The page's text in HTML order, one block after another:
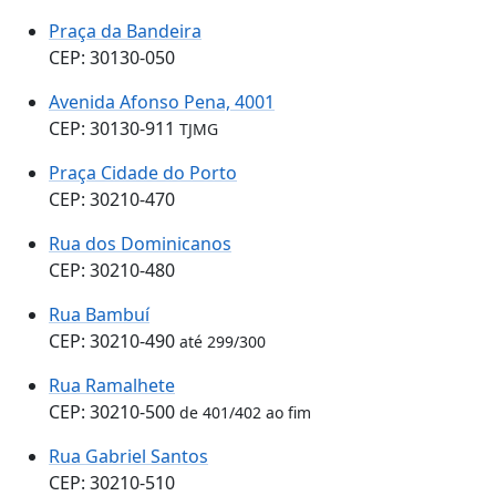
Praça da Bandeira
CEP: 30130-050
Avenida Afonso Pena, 4001
CEP: 30130-911 TJMG
Praça Cidade do Porto
CEP: 30210-470
Rua dos Dominicanos
CEP: 30210-480
Rua Bambuí
CEP: 30210-490 até 299/300
Rua Ramalhete
CEP: 30210-500 de 401/402 ao fim
Rua Gabriel Santos
CEP: 30210-510